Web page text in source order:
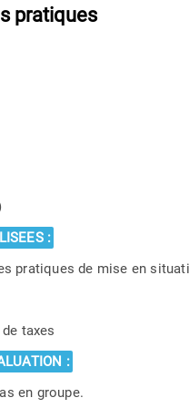
pratiques
:
pratiques de mise en
taxes
:
en groupe.